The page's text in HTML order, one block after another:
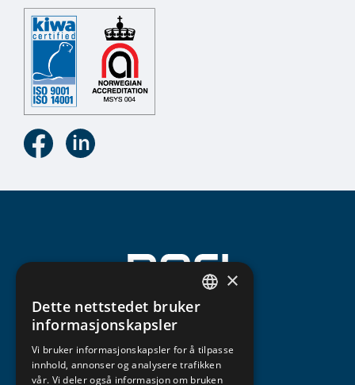
NORWEGIAN
ENGLISH
×
Dette nettstedet bruker
informasjonskapsler
Vi bruker informasjonskapsler for å tilpasse
innhold, annonser og analysere trafikken
vår. Vi deler også informasjon om bruken